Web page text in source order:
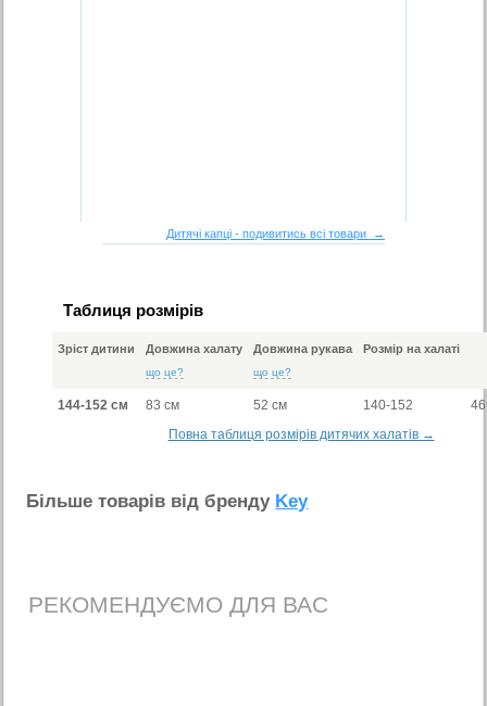
Дитячі капці - подивитись всі товари →
Таблиця розмірів
Зріст дитини Довжина халату
що це?
Довжина рукава
що це?
Розмір на халаті
144-152 см 83 см 52 см 140-152
Повна таблиця розмірів дитячих халатів →
Бiльше товарiв вiд бренду Key
РЕКОМЕНДУЄМО ДЛЯ ВАС